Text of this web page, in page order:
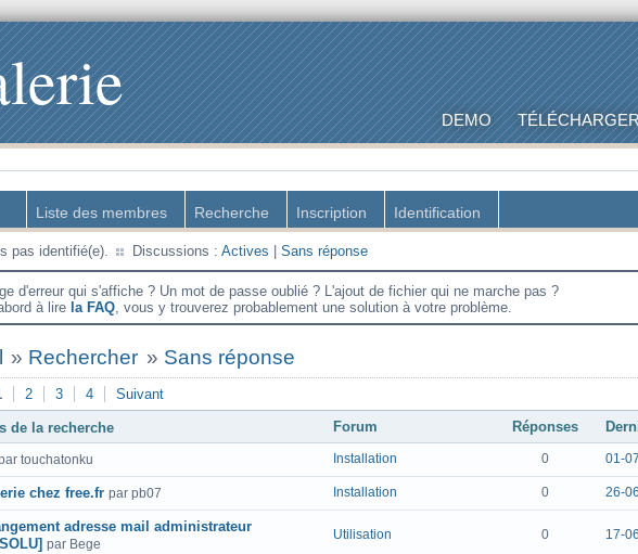
DEMO
Liste des membres Recherche Inscription Identification
pas identifié(e). Discussions : Actives Sans réponse
d'erreur qui s'affiche ? Un mot de passe oublié ? L'ajout de fichier qui ne marche pas ?
à lire la FAQ, vous y trouverez probablement une solution à votre problème.
» Rechercher » Sans réponse
2 3 4 Suivant
de la recherche Forum Réponses
touchatonku Installation 0 01-
chez free.fr par pb07 Installation 0 26-
adresse mail administrateur
par Bege
Utilisation 0 17-